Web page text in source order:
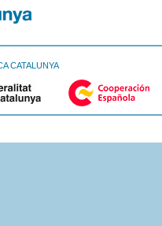
CATALUNYA